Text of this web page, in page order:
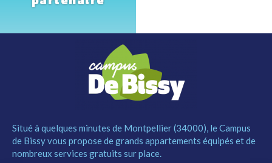
Situé à quelques minutes de Montpellier (34000), le Campus
de Bissy vous propose de grands appartements équipés et de
nombreux services gratuits sur place.